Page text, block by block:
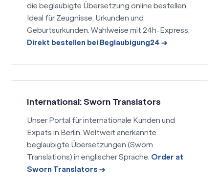
die beglaubigte Übersetzung online bestellen.
Ideal für Zeugnisse, Urkunden und
Geburtsurkunden. Wahlweise mit 24h-Express.
Direkt bestellen bei Beglaubigung24 →
International: Sworn Translators
Unser Portal für internationale Kunden und
Expats in Berlin. Weltweit anerkannte
beglaubigte Übersetzungen (Sworn
Translations) in englischer Sprache. Order at
Sworn Translators →